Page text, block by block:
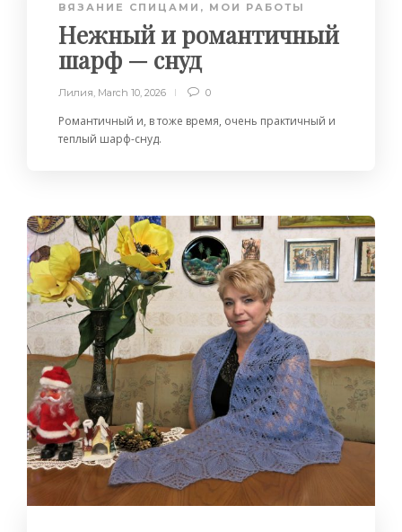
ВЯЗАНИЕ СПИЦАМИ , МОИ РАБОТЫ
Нежный и романтичный
шарф — снуд
Лилия, March 10, 2026 0
Романтичный и, в тоже время, очень практичный и
теплый шарф-снуд.